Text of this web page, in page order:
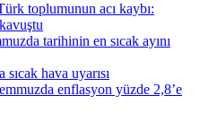
toplumunun acı kaybı:
tarihinin en sıcak ayını
sıcak hava uyarısı
enflasyon yüzde 2,8’e